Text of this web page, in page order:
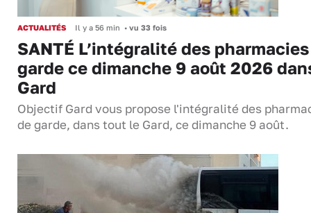
ACTUALITÉS Il y a 56 min • vu 33 fois
SANTÉ L’intégralité des
garde ce dimanche 9 août 2026
Gard
Objectif Gard vous propose l'intégralité des
de garde, dans tout le Gard, ce dimanche 9 août.